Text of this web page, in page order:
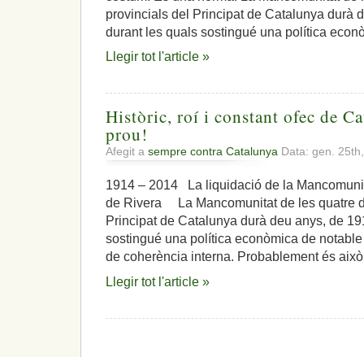
provincials del Principat de Catalunya durà
durant les quals sostingué una política
Llegir tot l'article »
Històric, roí i constant ofec de
prou!
Afegit a sempre contra Catalunya Data: gen.
1914 – 2014 La liquidació de la
de Rivera La Mancomunitat de les quatre
Principat de Catalunya durà deu anys, de
sostingué una política econòmica de
de coherència interna. Probablement és
Llegir tot l'article »